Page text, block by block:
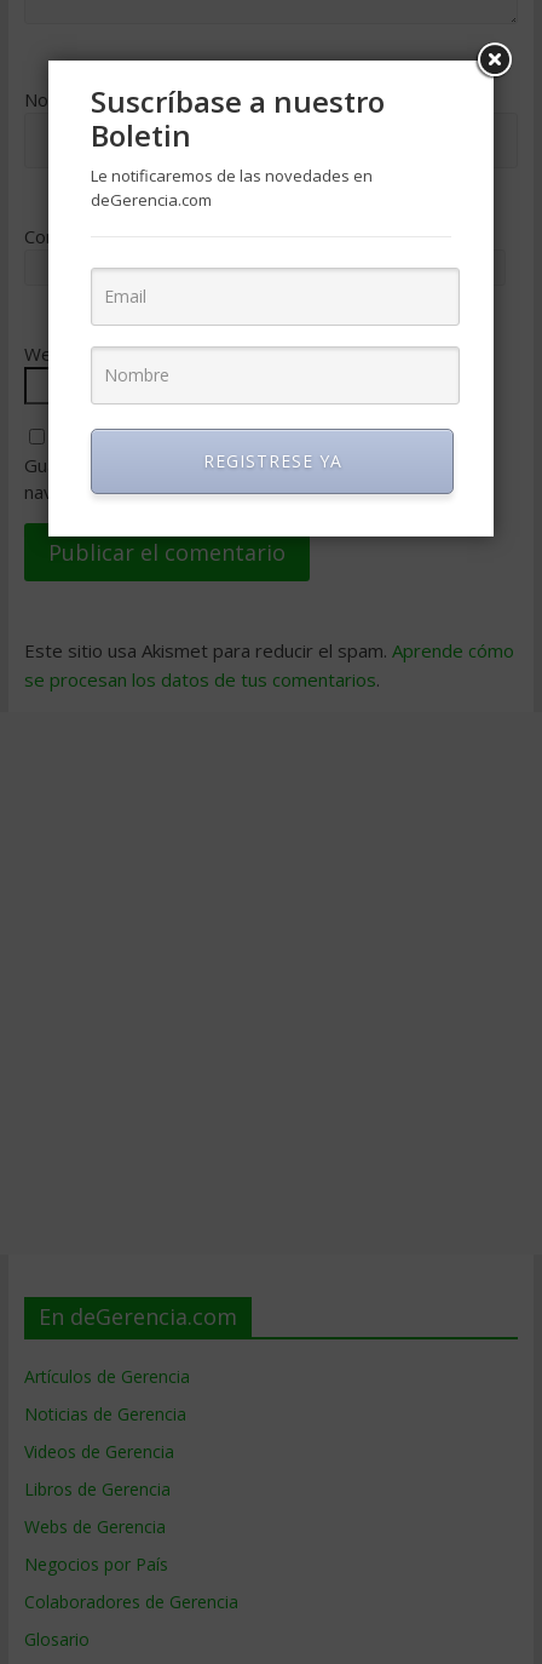
Nombre*
Correo electrónico
Web
Guarda mi nombre, correo electrónico y web en este
navegador para la próxima vez que comente.
Este sitio usa Akismet para reducir el spam. Aprende cómo
se procesan los datos de tus comentarios.
En deGerencia.com
Artículos de Gerencia
Noticias de Gerencia
Videos de Gerencia
Libros de Gerencia
Webs de Gerencia
Negocios por País
Colaboradores de Gerencia
Glosario
Suscríbase a nuestro
Boletin
Le notificaremos de las novedades en
deGerencia.com
REGISTRESE YA